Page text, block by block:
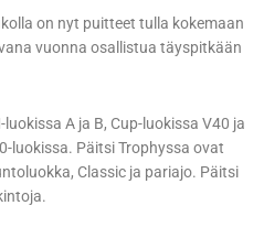
on nyt puitteet tulla kokemaan
vuonna osallistua täyspitkään
A ja B, Cup-luokissa V40 ja
luokissa. Päitsi Trophyssa ovat
Classic ja pariajo. Päitsi